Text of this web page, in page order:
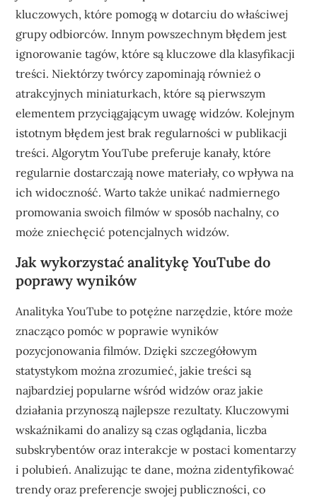
kluczowych, które pomogą w dotarciu do właściwej
grupy odbiorców. Innym powszechnym błędem jest
ignorowanie tagów, które są kluczowe dla klasyfikacji
treści. Niektórzy twórcy zapominają również o
atrakcyjnych miniaturkach, które są pierwszym
elementem przyciągającym uwagę widzów. Kolejnym
istotnym błędem jest brak regularności w publikacji
treści. Algorytm YouTube preferuje kanały, które
regularnie dostarczają nowe materiały, co wpływa na
ich widoczność. Warto także unikać nadmiernego
promowania swoich filmów w sposób nachalny, co
może zniechęcić potencjalnych widzów.
Jak wykorzystać analitykę YouTube do
poprawy wyników
Analityka YouTube to potężne narzędzie, które może
znacząco pomóc w poprawie wyników
pozycjonowania filmów. Dzięki szczegółowym
statystykom można zrozumieć, jakie treści są
najbardziej popularne wśród widzów oraz jakie
działania przynoszą najlepsze rezultaty. Kluczowymi
wskaźnikami do analizy są czas oglądania, liczba
subskrybentów oraz interakcje w postaci komentarzy
i polubień. Analizując te dane, można zidentyfikować
trendy oraz preferencje swojej publiczności, co